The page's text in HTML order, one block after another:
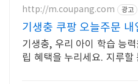
http://m.coupang.com 광고
기생충 쿠팡 오늘주문 내
기생충, 우리 아이 학습 능
립 혜택을 누리세요. 지루